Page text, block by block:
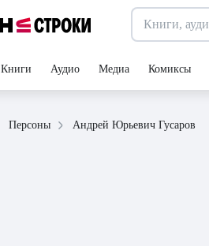
Книги Аудио Медиа Комиксы
Персоны Андрей Юрьевич Гусаров